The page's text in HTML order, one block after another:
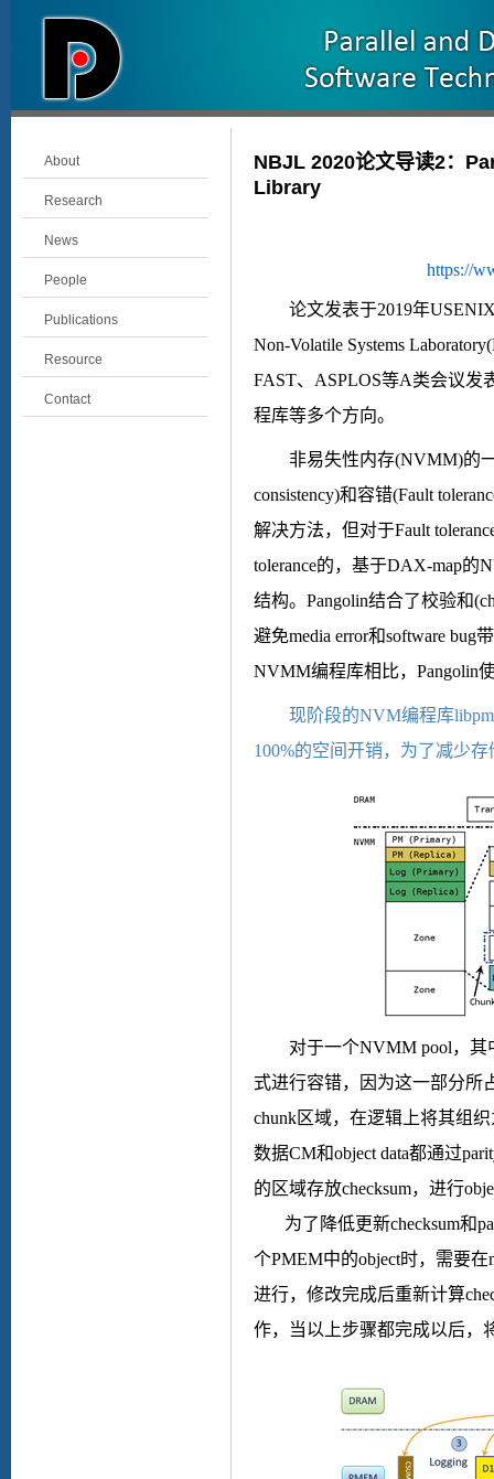
About
Research
News
People
Publications
Resource
Contact
NBJL 2020论文导读2：
Library
https://
论文发表于2019年
Non-Volatile Systems
FAST、 ASPLOS等A类会议发
程库等多个方向。
非易失性内存(NVMM)的
consistency)和容错(Fault
解决方法，但对于Fault
tolerance的，基于DAX-map的
结构。 Pangolin结合了校验和
避免media error和software bug
NVMM编程库相比， Pangolin
现阶段的NVM编程库
100%的空间开销，为了减少存
对于一个NVMM pool，其
式进行容错，因为这一部分所
chunk区域，在逻辑上将其组
数据CM和object data都通过
的区域存放checksum，进行
为了降低更新checksum和
个PMEM中的object时，需要在
进行，修改完成后重新计算
作，当以上步骤都完成以后，